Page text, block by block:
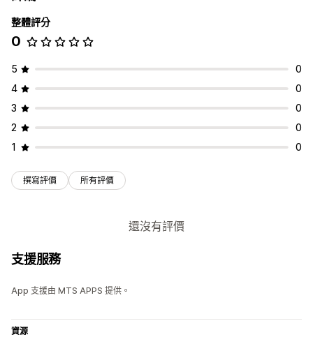
整體評分
0
5
0
4
0
3
0
2
0
1
0
撰寫評價 所有評價
還沒有評價
支援服務
App 支援由 MTS APPS 提供。
資源